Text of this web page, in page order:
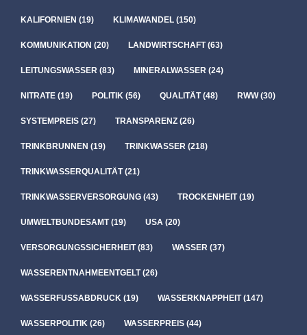
KALIFORNIEN (19) KLIMAWANDEL (150)
KOMMUNIKATION (20) LANDWIRTSCHAFT(63)
LEITUNGSWASSER (83) MINERALWASSER (24)
NITRATE (19) POLITIK (56) QUALITÄT(48) RWW(30)
SYSTEMPREIS (27) TRANSPARENZ (26)
TRINKBRUNNEN (19) TRINKWASSER (218)
TRINKWASSERQUALITÄT(21)
TRINKWASSERVERSORGUNG (43) TROCKENHEIT(19)
UMWELTBUNDESAMT(19) USA (20)
VERSORGUNGSSICHERHEIT(83) WASSER (37)
WASSERENTNAHMEENTGELT(26)
WASSERFUSSABDRUCK (19) WASSERKNAPPHEIT(147)
WASSERPOLITIK (26) WASSERPREIS (44)